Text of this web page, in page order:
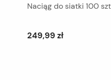
Naciąg do siatki 100
249,99 zł